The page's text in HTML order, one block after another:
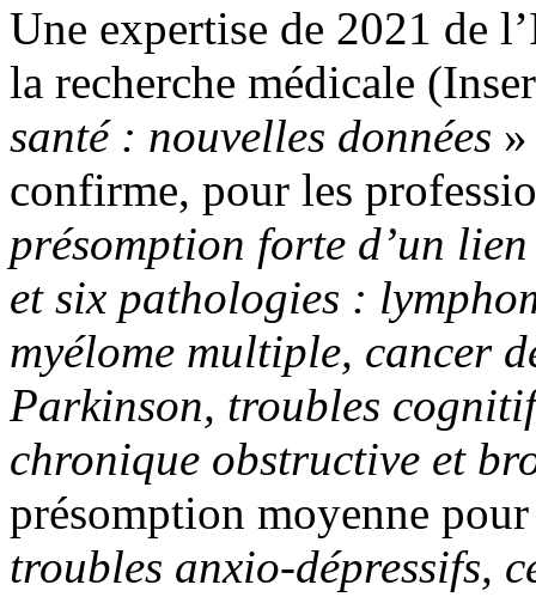
Une expertise de 2021 de
la recherche médicale
santé : nouvelles données
confirme, pour les
présomption forte d’un
et six pathologies :
myélome multiple, cancer
Parkinson, troubles
chronique obstructive et
présomption moyenne
troubles anxio-dépressifs,